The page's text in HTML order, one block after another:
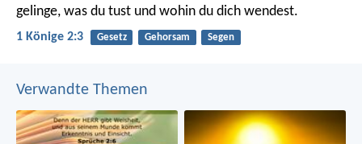
gelinge, was du tust und wohin du dich wendest.
1 Könige 2:3 Gesetz Gehorsam Segen
Verwandte Themen